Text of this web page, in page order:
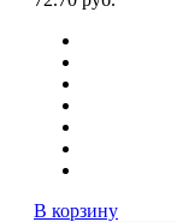
В корзину